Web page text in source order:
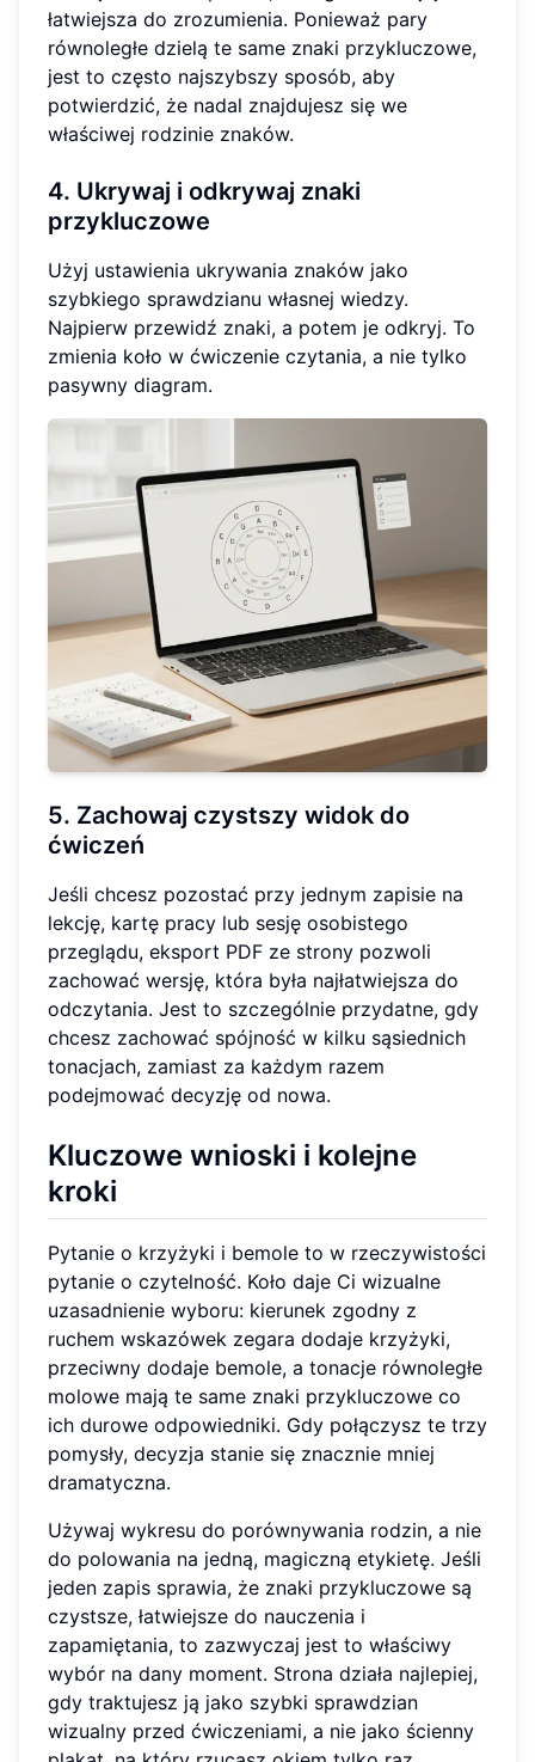
łatwiejsza do zrozumienia. Ponieważ pary
równoległe dzielą te same znaki przykluczowe,
jest to często najszybszy sposób, aby
potwierdzić, że nadal znajdujesz się we
właściwej rodzinie znaków.
4. Ukrywaj i odkrywaj znaki
przykluczowe
Użyj ustawienia ukrywania znaków jako
szybkiego sprawdzianu własnej wiedzy.
Najpierw przewidź znaki, a potem je odkryj. To
zmienia koło w ćwiczenie czytania, a nie tylko
pasywny diagram.
5. Zachowaj czystszy widok do
ćwiczeń
Jeśli chcesz pozostać przy jednym zapisie na
lekcję, kartę pracy lub sesję osobistego
przeglądu, eksport PDF ze strony pozwoli
zachować wersję, która była najłatwiejsza do
odczytania. Jest to szczególnie przydatne, gdy
chcesz zachować spójność w kilku sąsiednich
tonacjach, zamiast za każdym razem
podejmować decyzję od nowa.
Kluczowe wnioski i kolejne
kroki
Pytanie o krzyżyki i bemole to w rzeczywistości
pytanie o czytelność. Koło daje Ci wizualne
uzasadnienie wyboru: kierunek zgodny z
ruchem wskazówek zegara dodaje krzyżyki,
przeciwny dodaje bemole, a tonacje równoległe
molowe mają te same znaki przykluczowe co
ich durowe odpowiedniki. Gdy połączysz te trzy
pomysły, decyzja stanie się znacznie mniej
dramatyczna.
Używaj wykresu do porównywania rodzin, a nie
do polowania na jedną, magiczną etykietę. Jeśli
jeden zapis sprawia, że znaki przykluczowe są
czystsze, łatwiejsze do nauczenia i
zapamiętania, to zazwyczaj jest to właściwy
wybór na dany moment. Strona działa najlepiej,
gdy traktujesz ją jako szybki sprawdzian
wizualny przed ćwiczeniami, a nie jako ścienny